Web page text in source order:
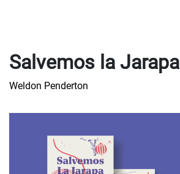
Salvemos la Jarapa
Weldon Penderton